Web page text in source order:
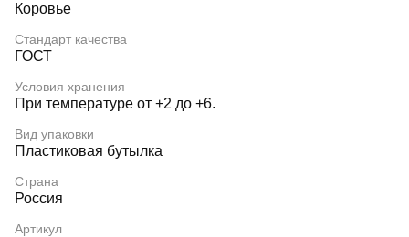
Коровье
Стандарт качества
ГОСТ
Условия хранения
При температуре от +2 до +6.
Вид упаковки
Пластиковая бутылка
Страна
Россия
Артикул